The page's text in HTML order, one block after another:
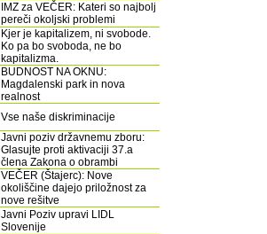
IMZ za VEČER: Kateri so najbolj
pereči okoljski problemi
Kjer je kapitalizem, ni svobode.
Ko pa bo svoboda, ne bo
kapitalizma.
BUDNOST NA OKNU:
Magdalenski park in nova
realnost
Vse naše diskriminacije
Javni poziv državnemu zboru:
Glasujte proti aktivaciji 37.a
člena Zakona o obrambi
VEČER (Štajerc): Nove
okoliščine dajejo priložnost za
nove rešitve
Javni Poziv upravi LIDL
Slovenije